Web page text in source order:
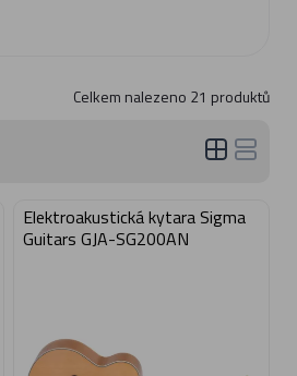
Celkem nalezeno 21 produktů
Elektroakustická kytara Sigma
Guitars GJA-SG200AN